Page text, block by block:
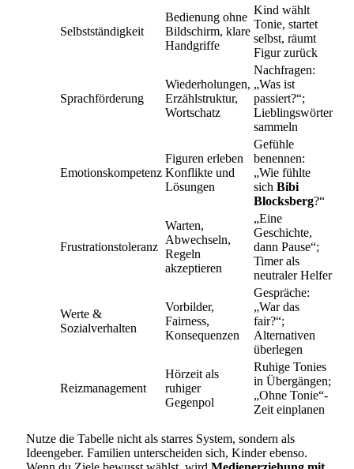
Selbstständigkeit
Bedienung ohne
Bildschirm, klare
Handgriffe
Kind wählt
Tonie, startet
selbst, räumt
Figur zurück
Sprachförderung
Wiederholungen,
Erzählstruktur,
Wortschatz
Nachfragen:
„Was ist
passiert?“;
Lieblingswörter
sammeln
Emotionskompetenz
Figuren erleben
Konflikte und
Lösungen
Gefühle
benennen:
„Wie fühlte
sich Bibi
Blocksberg?“
Frustrationstoleranz
Warten,
Abwechseln,
Regeln
akzeptieren
„Eine
Geschichte,
dann Pause“;
Timer als
neutraler Helfer
Werte &
Sozialverhalten
Vorbilder,
Fairness,
Konsequenzen
Gespräche:
„War das
fair?“;
Alternativen
überlegen
Reizmanagement
Hörzeit als
ruhiger
Gegenpol
Ruhige Tonies
in Übergängen;
„Ohne Tonie“-
Zeit einplanen
Nutze die Tabelle nicht als starres System, sondern als
Ideengeber. Familien unterscheiden sich, Kinder ebenso.